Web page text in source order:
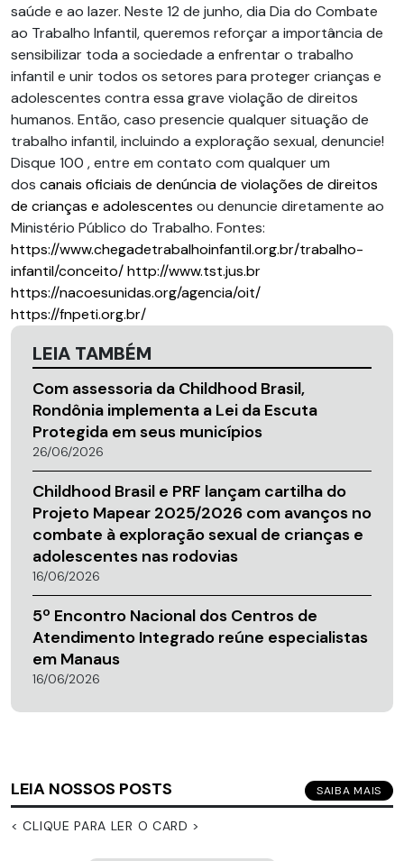
saúde e ao lazer. Neste 12 de junho, dia Dia do Combate
ao Trabalho Infantil, queremos reforçar a importância de
sensibilizar toda a sociedade a enfrentar o trabalho
infantil e unir todos os setores para proteger crianças e
adolescentes contra essa grave violação de direitos
humanos. Então, caso presencie qualquer situação de
trabalho infantil, incluindo a exploração sexual, denuncie!
Disque 100 , entre em contato com qualquer um
dos canais oficiais de denúncia de violações de direitos
de crianças e adolescentes ou denuncie diretamente ao
Ministério Público do Trabalho. Fontes:
https://www.chegadetrabalhoinfantil.org.br/trabalho-
infantil/conceito/http://www.tst.jus.br
https://nacoesunidas.org/agencia/oit/
https://fnpeti.org.br/
LEIA TAMBÉM
Com assessoria da Childhood Brasil,
Rondônia implementa a Lei da Escuta
Protegida em seus municípios
26/06/2026
Childhood Brasil e PRF lançam cartilha do
Projeto Mapear 2025/2026 com avanços no
combate à exploração sexual de crianças e
adolescentes nas rodovias
16/06/2026
5º Encontro Nacional dos Centros de
Atendimento Integrado reúne especialistas
em Manaus
16/06/2026
LEIA NOSSOS POSTS SAIBA MAIS
< CLIQUE PARA LER O CARD >